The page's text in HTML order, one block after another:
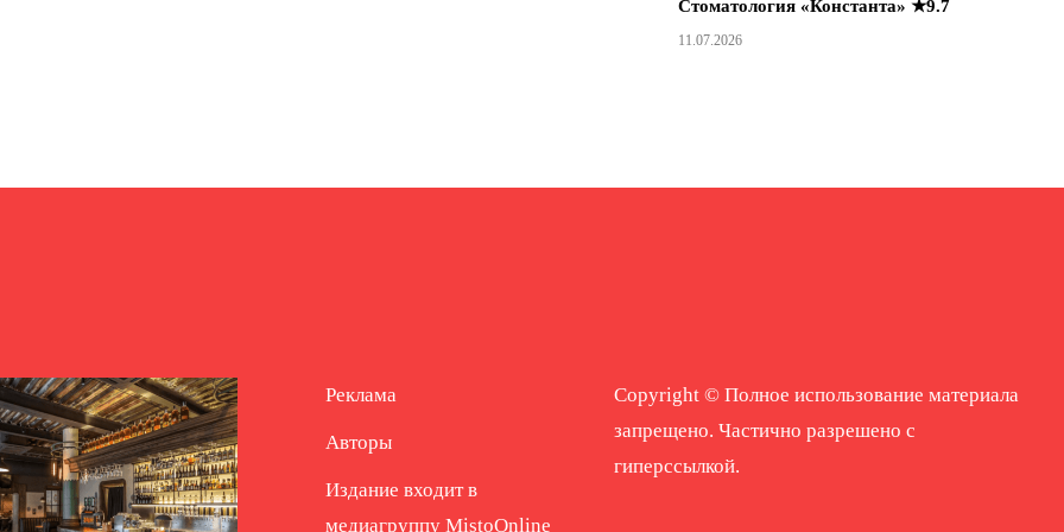
Стоматология «Константа» ★9.7
11.07.2026
Реклама
Авторы
Издание входит в
медиагруппу MistoOnline
Copyright © Полное использование материала
запрещено. Частично разрешено с
гиперссылкой.